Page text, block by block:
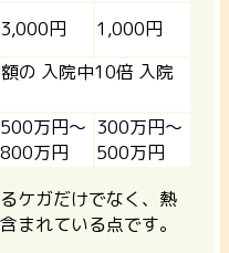
3,000円 1,000円
の 入院中10倍 入院
500万円〜
800万円
300万円〜
500万円
ケガだけでなく、熱
まれている点です。